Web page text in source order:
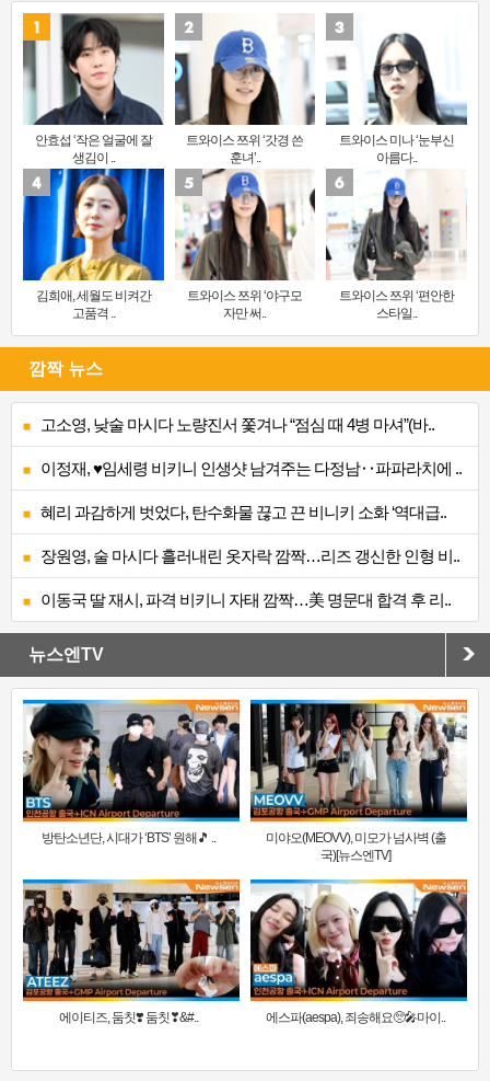
안효섭 ‘작은 얼굴에 잘
생김이 ..
트와이스 쯔위 ‘갓경 쓴
훈녀’..
트와이스 미나 ‘눈부신
아름다..
김희애, 세월도 비켜간
고품격 ..
트와이스 쯔위 ‘야구모
자만 써..
트와이스 쯔위 ‘편안한
스타일..
깜짝 뉴스
고소영, 낮술 마시다 노량진서 쫓겨나 “점심 때 4병 마셔”(바..
이정재, ♥임세령 비키니 인생샷 남겨주는 다정남‥파파라치에 ..
혜리 과감하게 벗었다, 탄수화물 끊고 끈 비니키 소화 ‘역대급..
장원영, 술 마시다 흘러내린 옷자락 깜짝…리즈 갱신한 인형 비..
이동국 딸 재시, 파격 비키니 자태 깜짝…美 명문대 합격 후 리..
뉴스엔TV
방탄소년단, 시대가 ‘BTS’ 원해🎵 ..
미야오(MEOVV), 미모가 넘사벽 (출
국)[뉴스엔TV]
에이티즈, 둠칫❣️ 둠칫❣&#.. 에스파(aespa), 죄송해요🥺🎤마이..